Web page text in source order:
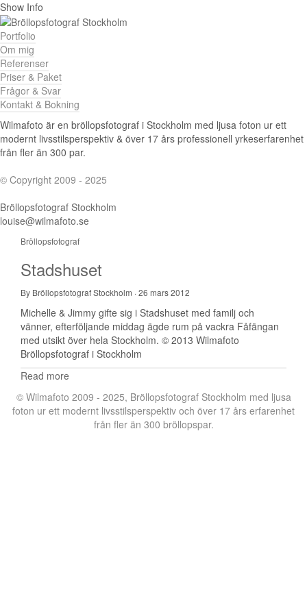
Show Info
Portfolio
Om mig
Referenser
Priser & Paket
Frågor & Svar
Kontakt & Bokning
Wilmafoto är en bröllopsfotograf i Stockholm med ljusa foton ur ett
modernt livsstilsperspektiv & över 17 års professionell yrkeserfarenhet
från fler än 300 par.
© Copyright 2009 - 2025
Bröllopsfotograf Stockholm
louise@wilmafoto.se
Bröllopsfotograf
Stadshuset
By Bröllopsfotograf Stockholm ·26 mars 2012
Michelle & Jimmy gifte sig i Stadshuset med familj och
vänner, efterföljande middag ägde rum på vackra Fåfängan
med utsikt över hela Stockholm. © 2013 Wilmafoto
Bröllopsfotograf i Stockholm
Read more
© Wilmafoto 2009 - 2025, Bröllopsfotograf Stockholm med ljusa
foton ur ett modernt livsstilsperspektiv och över 17 års erfarenhet
från fler än 300 bröllopspar.